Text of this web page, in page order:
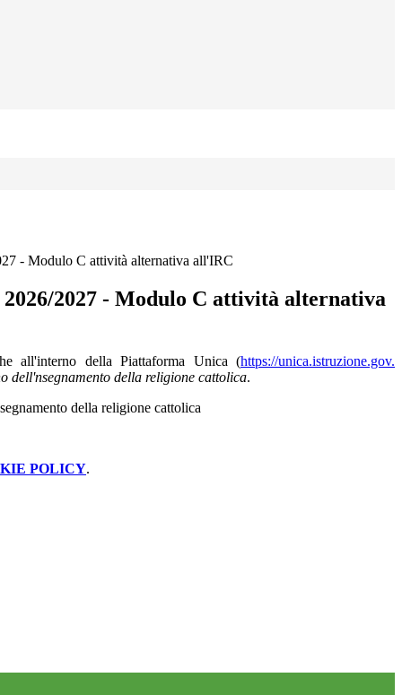
- Modulo C attività alternativa all'IRC
2027 - Modulo C attività alternativa
all'interno della Piattaforma Unica (https://unica.istruzione.gov.
dell'nsegnamento della religione cattolica.
della religione cattolica
POLICY.